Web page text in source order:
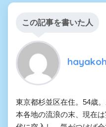
この記事を書いた人
東京都杉並区在住。54歳
本各地の流浪の末、現在